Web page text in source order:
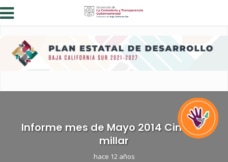
Informe mes de Mayo 2014 Cinco al
millar
hace 12 años